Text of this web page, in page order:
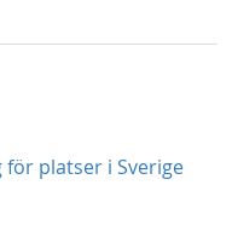
platser i Sverige